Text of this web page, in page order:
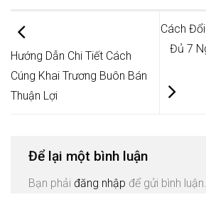
Hướng Dẫn Chi Tiết Cách
Cúng Khai Trương Buôn Bán
Thuận Lợi
Cách
Đủ 7
Để lại một bình luận
Bạn phải đăng nhập để gửi bình luận.